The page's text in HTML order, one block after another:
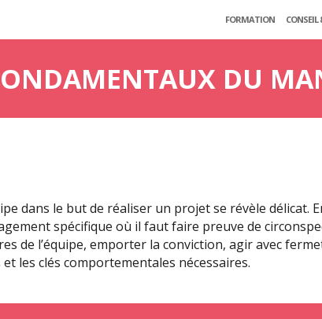
FORMATION
DU
dans le but de réaliser un projet se révèle délicat.
spécifique où il faut faire preuve de
de l’équipe, emporter la conviction, agir avec
les clés comportementales nécessaires.